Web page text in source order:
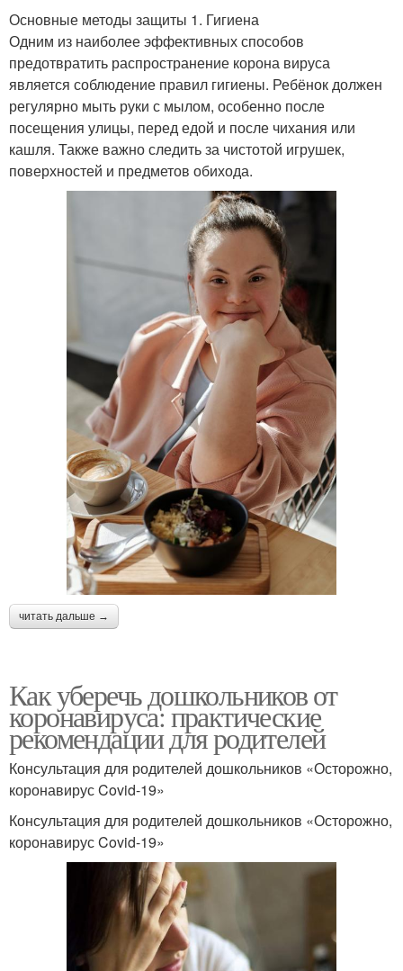
Основные методы защиты 1. Гигиена
Одним из наиболее эффективных способов
предотвратить распространение корона вируса
является соблюдение правил гигиены. Ребёнок должен
регулярно мыть руки с мылом, особенно после
посещения улицы, перед едой и после чихания или
кашля. Также важно следить за чистотой игрушек,
поверхностей и предметов обихода.
читать дальше →
Как уберечь дошкольников от
коронавируса: практические
рекомендации для родителей
Консультация для родителей дошкольников «Осторожно,
коронавирус Covid-19»
Консультация для родителей дошкольников «Осторожно,
коронавирус Covid-19»